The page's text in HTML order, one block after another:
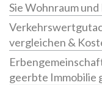
Sie Wohnraum
vergleichen &
geerbte Immobilie